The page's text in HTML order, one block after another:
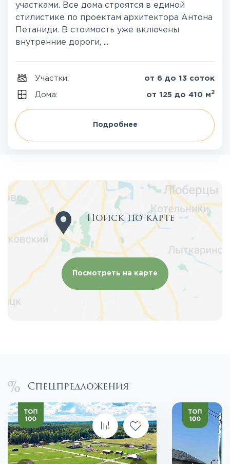
участками. Все дома строятся в единой
стилистике по проектам архитектора Антона
Петаниди. В стоимость уже включены
внутренние дороги, ...
Участки: от 6 до 13 соток
Дома: от 125 до 410 м 2
Подробнее
Поиск по карте
Посмотреть на карте
Спецпредложения